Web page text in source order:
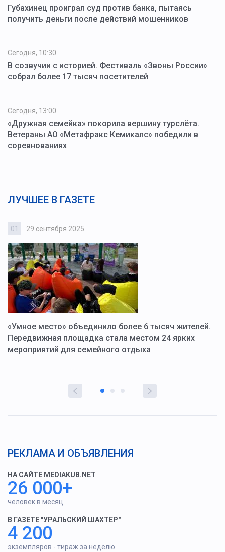
Губахинец проиграл суд против банка, пытаясь
получить деньги после действий мошенников
Сегодня, 10:30
В созвучии с историей. Фестиваль «Звоны России»
собрал более 17 тысяч посетителей
Сегодня, 13:00
«Дружная семейка» покорила вершину турслёта.
Ветераны АО «Метафракс Кемикалс» победили в
соревнованиях
ЛУЧШЕЕ В ГАЗЕТЕ
01 29 сентября 2025
«Умное место» объединило более 6 тысяч жителей.
Передвижная площадка стала местом 24 ярких
мероприятий для семейного отдыха
РЕКЛАМА И ОБЪЯВЛЕНИЯ
НА САЙТЕ MEDIAKUB.NET
26 000+
человек в месяц
В ГАЗЕТЕ "УРАЛЬСКИЙ ШАХТЕР"
4 200
экземпляров - тираж за неделю